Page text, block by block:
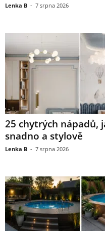
Lenka B - 7 srpna 2026
25 chytrých nápadů,
snadno a stylově
Lenka B - 7 srpna 2026